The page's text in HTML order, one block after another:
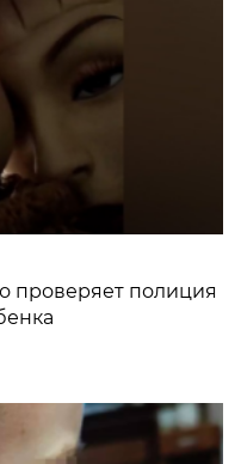
проверяет полиция